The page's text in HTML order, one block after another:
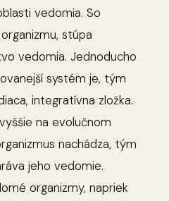
vedomia. So
stúpa
vedomia. Jednoducho
systém je, tým
integratívna zložka.
na evolučnom
nachádza, tým
jeho vedomie.
organizmy, napriek